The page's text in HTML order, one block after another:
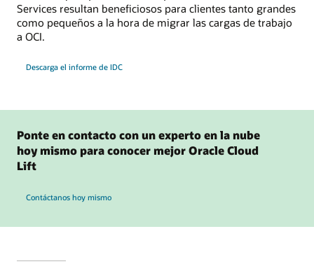
Services resultan beneficiosos para clientes tanto grandes
como pequeños a la hora de migrar las cargas de trabajo
a OCI.
Descarga el informe de IDC
Ponte en contacto con un experto en la nube
hoy mismo para conocer mejor Oracle Cloud
Lift
Contáctanos hoy mismo